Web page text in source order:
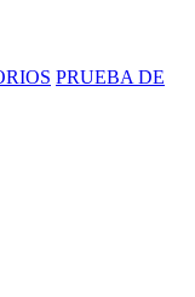
PRUEBA DE